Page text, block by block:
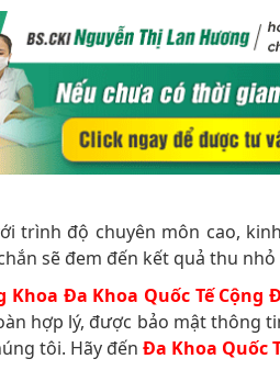
trình độ chuyên môn cao,
sẽ đem đến kết quả thu
Khoa Đa Khoa Quốc Tế Cộng
hợp lý, được bảo mật thông
tôi. Hãy đến Đa Khoa Quốc